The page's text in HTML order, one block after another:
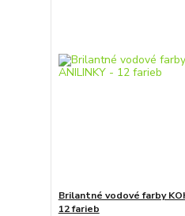
Brilantné vodové farby
12 farieb